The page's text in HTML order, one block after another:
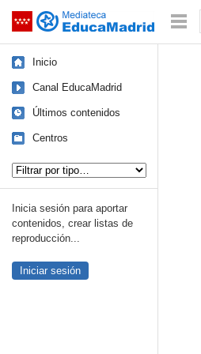
Saltar navegación
Inicio
Canal EducaMadrid
Últimos contenidos
Centros
Inicia sesión para aportar
contenidos, crear listas de
reproducción...
Iniciar sesión